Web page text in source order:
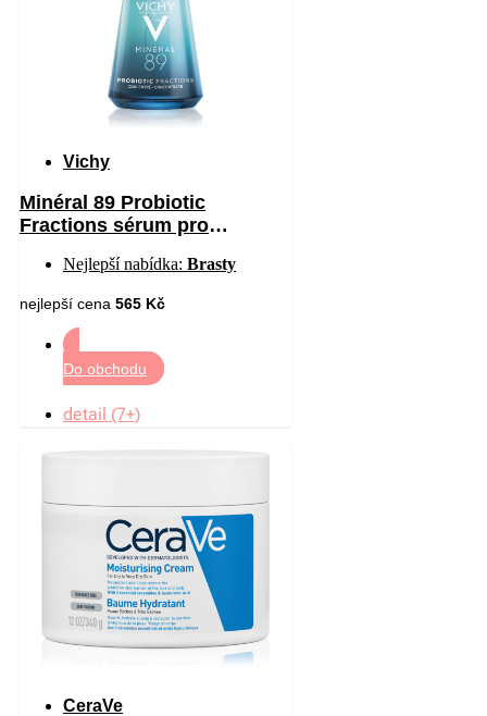
Vichy
Minéral 89 Probiotic
Fractions sérum pro
Nejlepší nabídka: Brasty
nejlepší cena 565 Kč
Do obchodu
detail (7+)
CeraVe